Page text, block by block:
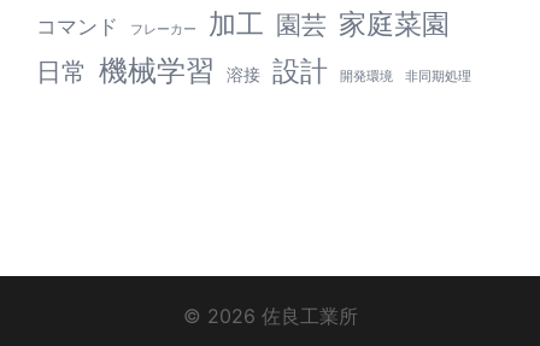
コマンド フレーカー 加工 園芸 家庭菜園
日常 機械学習 溶接 設計 開発環境 非同期処理
© 2026 佐良工業所